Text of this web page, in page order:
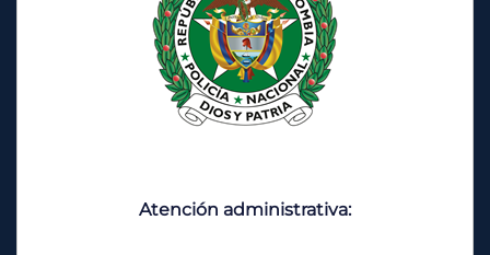
Atención administrativa: